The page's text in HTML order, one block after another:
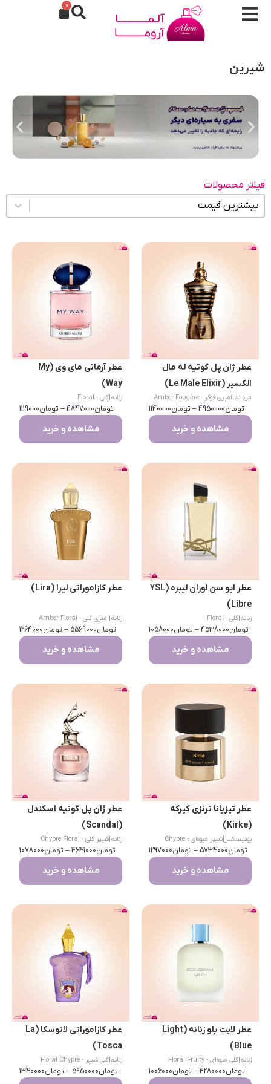
0
شیرین
فیلتر محصولات
مرتب سازی محتوا
عطر ژان پل گوتیه له مال
الکسیر (Le Male Elixir)
مردانه امبری فوگر - Amber Fougère
تومان4950000
– تومان1140000
مشاهده و خرید
عطر آرمانی مای وی (My
Way)
زنانه گلی - Floral
تومان4847000
– تومان1119000
مشاهده و خرید
عطر ایو سن لوران لیبره (YSL
Libre)
زنانه گلی - Floral
تومان4538000
– تومان1058000
مشاهده و خرید
عطر کازاموراتی لیرا (Lira)
زنانه امبری گلی - Amber Floral
تومان5569000
– تومان1264000
مشاهده و خرید
عطر تیزیانا ترنزی کیرکه
(Kirke)
یونیسکس
|
شیپر میوه‌ای - Chypre
Fruity
تومان5734000
– تومان1297000
مشاهده و خرید
عطر ژان پل گوتیه اسکندل
(Scandal)
زنانه شیپر گلی - Chypre Floral
تومان4641000
– تومان1078000
مشاهده و خرید
عطر لایت بلو زنانه (Light
Blue)
زنانه گلی میوه‌ای - Floral Fruity
تومان4280000
– تومان1006000
عطر کازاموراتی لاتوسکا (La
Tosca)
زنانه گلی شیپر - Floral Chypre
تومان5950000
– تومان1340000